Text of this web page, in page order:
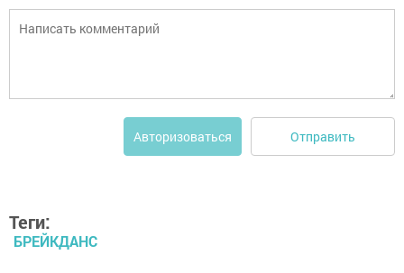
Авторизоваться Отправить
Теги:
БРЕЙКДАНС